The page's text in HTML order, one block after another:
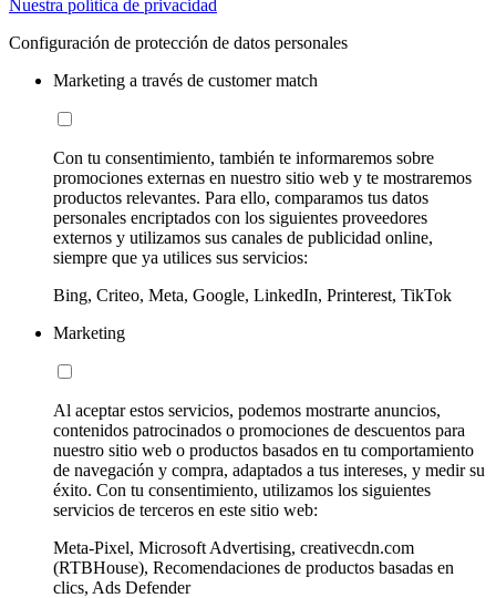
Nuestra política de privacidad
Configuración de protección de datos personales
Marketing a través de customer match
Con tu consentimiento, también te informaremos sobre
promociones externas en nuestro sitio web y te mostraremos
productos relevantes. Para ello, comparamos tus datos
personales encriptados con los siguientes proveedores
externos y utilizamos sus canales de publicidad online,
siempre que ya utilices sus servicios:
Bing, Criteo, Meta, Google, LinkedIn, Printerest, TikTok
Marketing
Al aceptar estos servicios, podemos mostrarte anuncios,
contenidos patrocinados o promociones de descuentos para
nuestro sitio web o productos basados en tu comportamiento
de navegación y compra, adaptados a tus intereses, y medir su
éxito. Con tu consentimiento, utilizamos los siguientes
servicios de terceros en este sitio web:
Meta-Pixel, Microsoft Advertising, creativecdn.com
(RTBHouse), Recomendaciones de productos basadas en
clics, Ads Defender